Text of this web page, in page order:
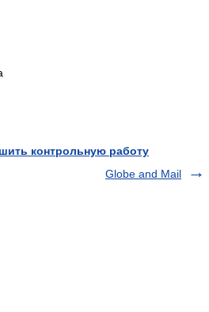
контрольную работу
Globe and Mail